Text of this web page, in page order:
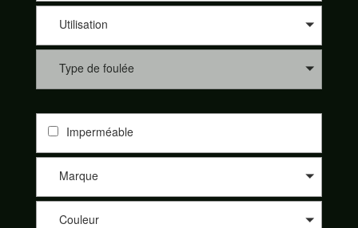
Utilisation
Type de foulée
Imperméable
Marque
Couleur